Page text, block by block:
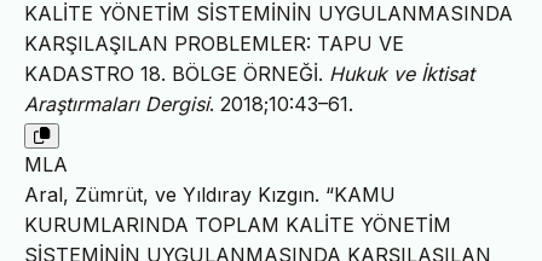
KALİTE YÖNETİM SİSTEMİNİN UYGULANMASINDA
KARŞILAŞILAN PROBLEMLER: TAPU VE
KADASTRO 18. BÖLGE ÖRNEĞİ. Hukuk ve İktisat
Araştırmaları Dergisi. 2018;10:43–61.
MLA
Aral, Zümrüt, ve Yıldıray Kızgın. “KAMU
KURUMLARINDA TOPLAM KALİTE YÖNETİM
SİSTEMİNİN UYGULANMASINDA KARŞILAŞILAN